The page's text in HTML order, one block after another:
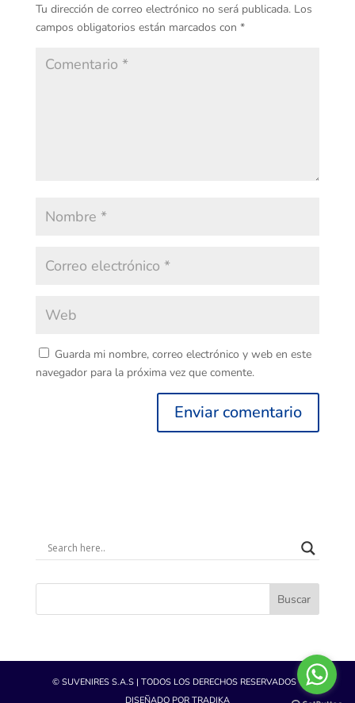
Tu dirección de correo electrónico no será publicada. Los
campos obligatorios están marcados con *
Guarda mi nombre, correo electrónico y web en este
navegador para la próxima vez que comente.
Buscar
© SUVENIRES S.A.S | TODOS LOS DERECHOS RESERVADOS -
DISEÑADO POR TRADIKA